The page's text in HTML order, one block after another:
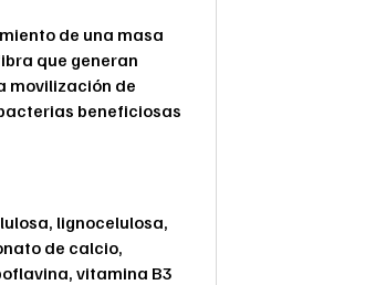
de una masa
que generan
movilización de
beneficiosas
lignocelulosa,
de calcio,
vitamina B3